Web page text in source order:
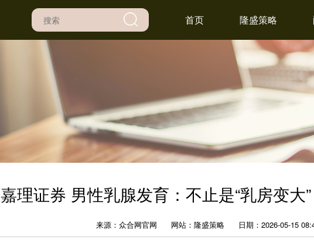
首页 隆盛策略
嘉理证券 男性乳腺发育：不止是“乳房变大
来源：众合网官网 网站：隆盛策略 日期：2026-05-15